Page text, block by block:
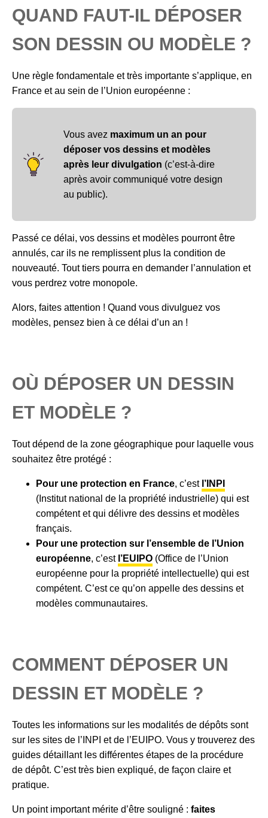
QUAND FAUT-IL DÉPOSER
SON DESSIN OU MODÈLE ?
Une règle fondamentale et très importante s’applique, en
France et au sein de l’Union européenne :
Vous avez maximum un an pour
déposer vos dessins et modèles
après leur divulgation (c’est-à-dire
après avoir communiqué votre design
au public).
Passé ce délai, vos dessins et modèles pourront être
annulés, car ils ne remplissent plus la condition de
nouveauté. Tout tiers pourra en demander l’annulation et
vous perdrez votre monopole.
Alors, faites attention ! Quand vous divulguez vos
modèles, pensez bien à ce délai d’un an !
OÙ DÉPOSER UN DESSIN
ET MODÈLE ?
Tout dépend de la zone géographique pour laquelle vous
souhaitez être protégé :
Pour une protection en France, c’est l’INPI
(Institut national de la propriété industrielle) qui est
compétent et qui délivre des dessins et modèles
français.
Pour une protection sur l’ensemble de l’Union
européenne, c’est l’EUIPO (Office de l’Union
européenne pour la propriété intellectuelle) qui est
compétent. C’est ce qu’on appelle des dessins et
modèles communautaires.
COMMENT DÉPOSER UN
DESSIN ET MODÈLE ?
Toutes les informations sur les modalités de dépôts sont
sur les sites de l’INPI et de l’EUIPO. Vous y trouverez des
guides détaillant les différentes étapes de la procédure
de dépôt. C’est très bien expliqué, de façon claire et
pratique.
Un point important mérite d’être souligné : faites